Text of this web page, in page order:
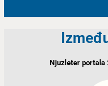
Njuzleter portala